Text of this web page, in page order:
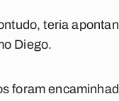
teria
Diego.
foram